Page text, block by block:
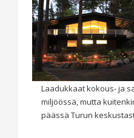
Laadukkaat kokous- ja
miljöössä, mutta
päässä Turun